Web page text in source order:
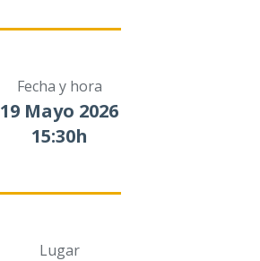
Fecha y hora
19 Mayo 2026
15:30h
Lugar